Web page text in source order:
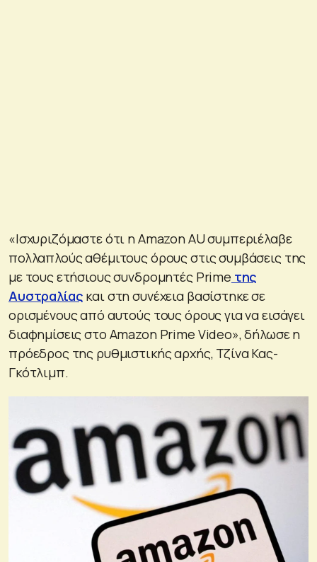
«Ισχυριζόμαστε ότι η Amazon AU συμπεριέλαβε
πολλαπλούς αθέμιτους όρους στις συμβάσεις της
με τους ετήσιους συνδρομητές Prime της
Αυστραλίας και στη συνέχεια βασίστηκε σε
ορισμένους από αυτούς τους όρους για να εισάγει
διαφημίσεις στο Amazon Prime Video», δήλωσε η
πρόεδρος της ρυθμιστικής αρχής, Τζίνα Κας-
Γκότλιμπ.